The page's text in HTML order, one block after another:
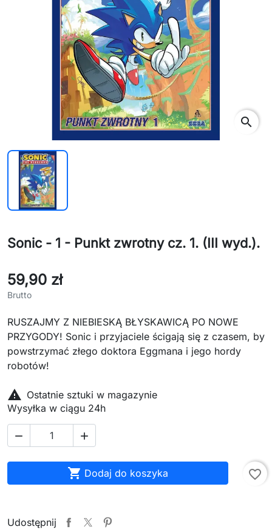
search
Sonic - 1 - Punkt zwrotny cz. 1. (III wyd.).
59,90 zł
Brutto
RUSZAJMY Z NIEBIESKĄ BŁYSKAWICĄ PO NOWE
PRZYGODY! Sonic i przyjaciele ścigają się z czasem, by
powstrzymać złego doktora Eggmana i jego hordy
robotów!
 Ostatnie sztuki w magazynie
Wysyłka w ciągu 24h
 
 Dodaj do koszyka favorite_border
Udostępnij